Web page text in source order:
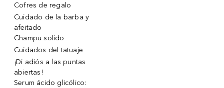
Cofres de regalo
Cuidado de la barba y
afeitado
Champu solido
Cuidados del tatuaje
¡Di adiós a las puntas
abiertas!
Serum ácido glicólico: